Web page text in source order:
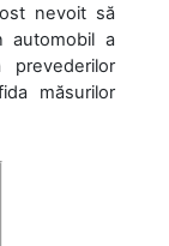
nevoit să
automobil a
măsurilor